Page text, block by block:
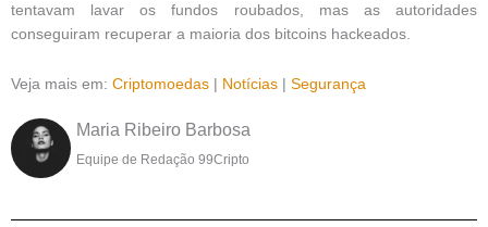
tentavam lavar os fundos roubados, mas as autoridades
conseguiram recuperar a maioria dos bitcoins hackeados.
Veja mais em: Criptomoedas Notícias Segurança
Maria Ribeiro Barbosa
Equipe de Redação 99Cripto